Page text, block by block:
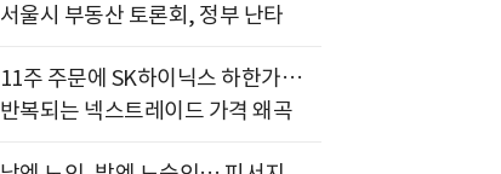
서울시 부동산 토론회, 정부 난타
11주 주문에 SK하이닉스 하한가…
반복되는 넥스트레이드 가격 왜곡